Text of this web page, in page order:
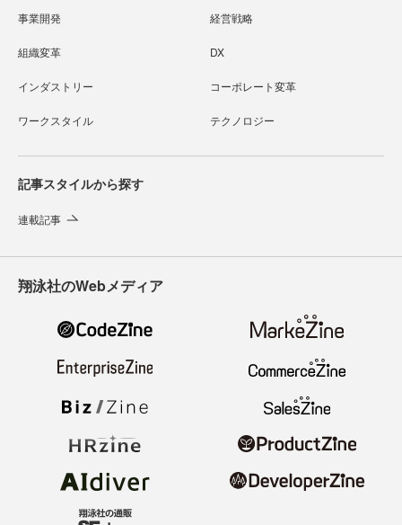
事業開発 経営戦略
組織変革 DX
インダストリー コーポレート変革
ワークスタイル テクノロジー
記事スタイルから探す
連載記事
翔泳社のWebメディア